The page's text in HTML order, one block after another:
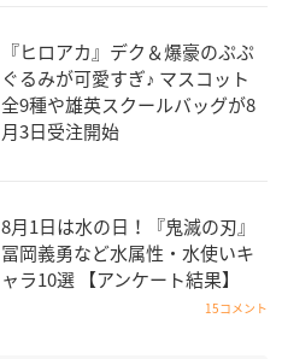
『ヒロアカ』デク＆爆豪のぷぷ
ぐるみが可愛すぎ♪ マスコット
全9種や雄英スクールバッグが8
月3日受注開始
8月1日は水の日！『鬼滅の刃』
冨岡義勇など水属性・水使いキ
ャラ10選 【アンケート結果】
15コメント